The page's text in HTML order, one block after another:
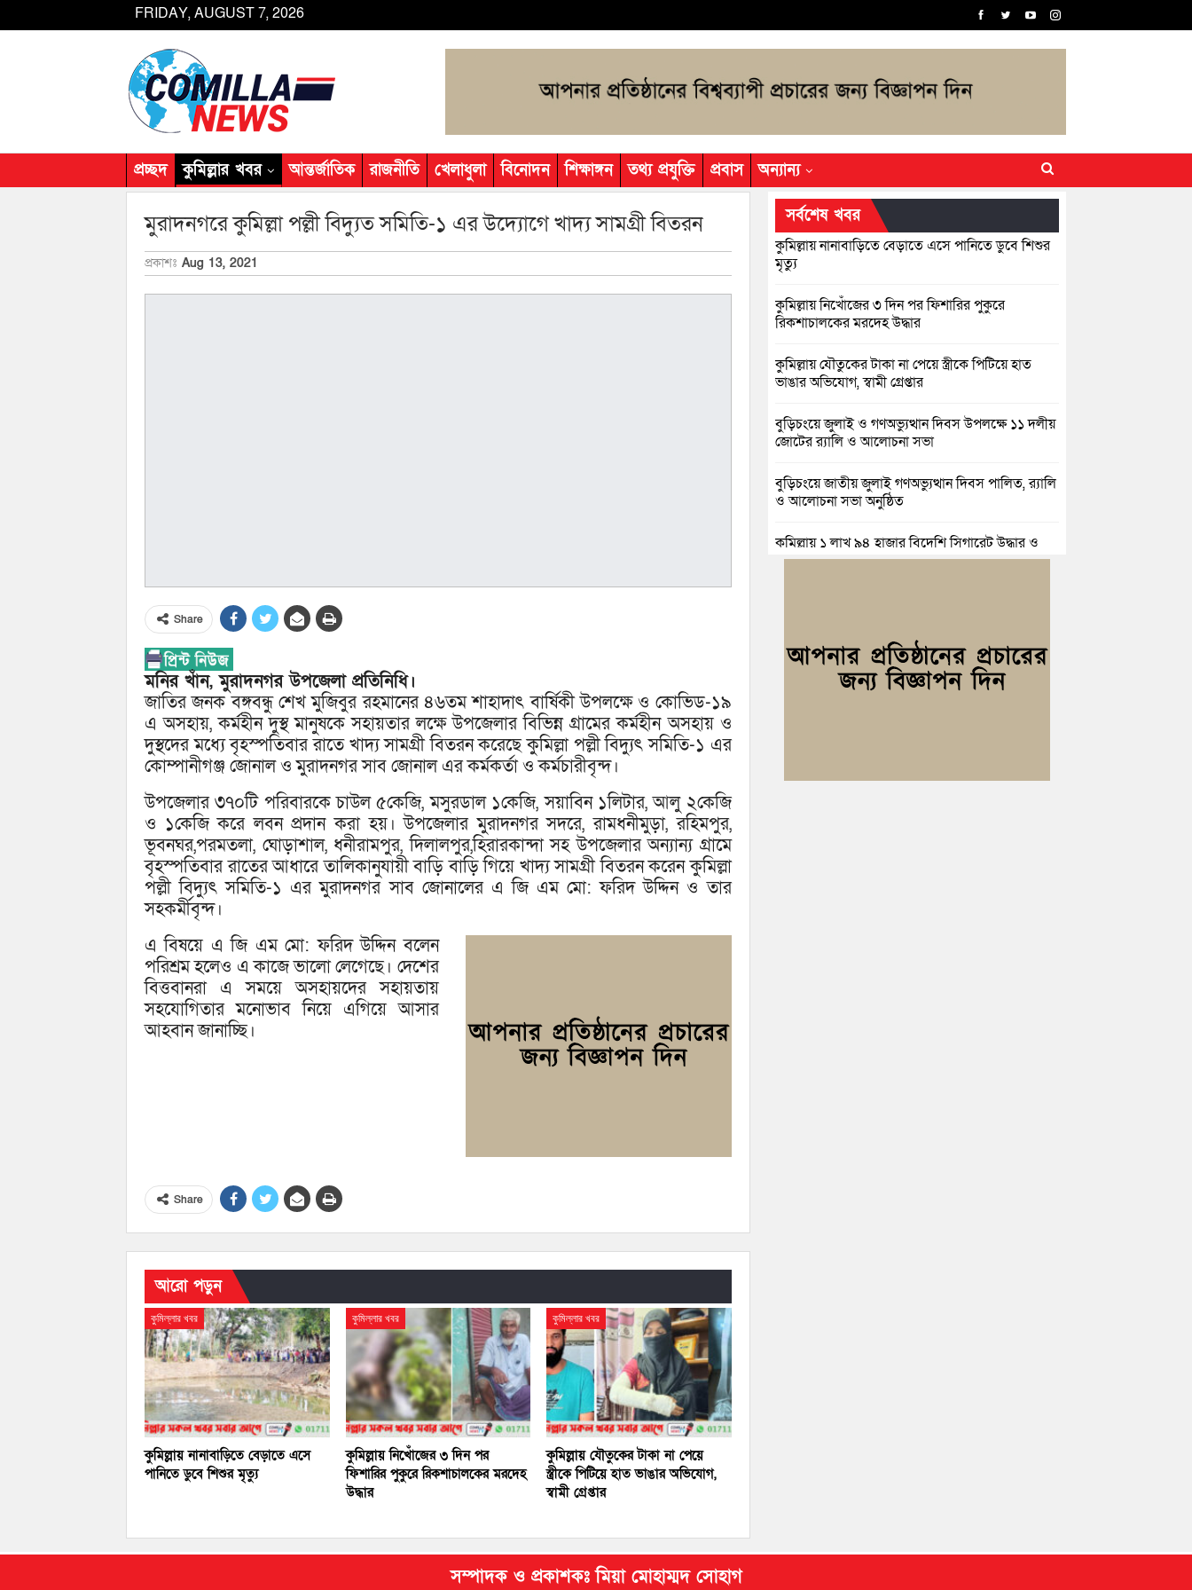
FRIDAY, AUGUST 7, 2026
প্রচ্ছদ কুমিল্লার খবর আন্তর্জাতিক রাজনীতি খেলাধুলা বিনোদন শিক্ষাঙ্গন তথ্য প্রযুক্তি প্রবাস অন্যান্য
মুরাদনগরে কুমিল্লা পল্লী বিদ্যুত সমিতি-১ এর উদ্যোগে খাদ্য সামগ্রী বিতরন
প্রকাশঃ Aug 13, 2021
Share
মনির খাঁন, মুরাদনগর উপজেলা প্রতিনিধি।
জাতির জনক বঙ্গবন্ধু শেখ মুজিবুর রহমানের ৪৬তম শাহাদাৎ বার্ষিকী উপলক্ষে ও কোভিড-১৯
এ অসহায়, কর্মহীন দুস্থ মানুষকে সহায়তার লক্ষে উপজেলার বিভিন্ন গ্রামের কর্মহীন অসহায় ও
দুস্থদের মধ্যে বৃহস্পতিবার রাতে খাদ্য সামগ্রী বিতরন করেছে কুমিল্লা পল্লী বিদ্যুৎ সমিতি-১ এর
কোম্পানীগঞ্জ জোনাল ও মুরাদনগর সাব জোনাল এর কর্মকর্তা ও কর্মচারীবৃন্দ।
উপজেলার ৩৭০টি পরিবারকে চাউল ৫কেজি, মসুরডাল ১কেজি, সয়াবিন ১লিটার, আলু ২কেজি
ও ১কেজি করে লবন প্রদান করা হয়। উপজেলার মুরাদনগর সদরে, রামধনীমুড়া, রহিমপুর,
ভূবনঘর,পরমতলা, ঘোড়াশাল, ধনীরামপুর, দিলালপুর,হিরারকান্দা সহ উপজেলার অন্যান্য গ্রামে
বৃহস্পতিবার রাতের আধারে তালিকানুযায়ী বাড়ি বাড়ি গিয়ে খাদ্য সামগ্রী বিতরন করেন কুমিল্লা
পল্লী বিদ্যুৎ সমিতি-১ এর মুরাদনগর সাব জোনালের এ জি এম মো: ফরিদ উদ্দিন ও তার
সহকর্মীবৃন্দ।
এ বিষয়ে এ জি এম মো: ফরিদ উদ্দিন বলেন
পরিশ্রম হলেও এ কাজে ভালো লেগেছে। দেশের
বিত্তবানরা এ সময়ে অসহায়দের সহায়তায়
সহযোগিতার মনোভাব নিয়ে এগিয়ে আসার
আহবান জানাচ্ছি।
Share
আরো পড়ুন
কুমিল্লার খবর
কুমিল্লায় নানাবাড়িতে বেড়াতে এসে
পানিতে ডুবে শিশুর মৃত্যু
কুমিল্লার খবর
কুমিল্লায় নিখোঁজের ৩ দিন পর
ফিশারির পুকুরে রিকশাচালকের মরদেহ
উদ্ধার
কুমিল্লার খবর
কুমিল্লায় যৌতুকের টাকা না পেয়ে
স্ত্রীকে পিটিয়ে হাত ভাঙার অভিযোগ,
স্বামী গ্রেপ্তার
সর্বশেষ খবর
কুমিল্লায় নানাবাড়িতে বেড়াতে এসে পানিতে ডুবে শিশুর
মৃত্যু
কুমিল্লায় নিখোঁজের ৩ দিন পর ফিশারির পুকুরে
রিকশাচালকের মরদেহ উদ্ধার
কুমিল্লায় যৌতুকের টাকা না পেয়ে স্ত্রীকে পিটিয়ে হাত
ভাঙার অভিযোগ, স্বামী গ্রেপ্তার
বুড়িচংয়ে জুলাই ও গণঅভ্যুত্থান দিবস উপলক্ষে ১১ দলীয়
জোটের র‍্যালি ও আলোচনা সভা
বুড়িচংয়ে জাতীয় জুলাই গণঅভ্যুত্থান দিবস পালিত, র‍্যালি
ও আলোচনা সভা অনুষ্ঠিত
কুমিল্লায় ১ লাখ ৯৪ হাজার বিদেশি সিগারেট উদ্ধার ও
গাঁজাসহ মাদক কারবারি গ্রেপ্তার
বুড়িচংয়ে অতিথি পাখির আবাসস্থল সংরক্ষণে প্রশাসনের
উদ্যোগ; ৯ সদস্যের কমিটি গঠন
নিমসার জুনাব আলী ডিগ্রি কলেজ ছাত্রদলের কমিটি
সম্পাদক ও প্রকাশকঃ মিয়া মোহাম্মদ সোহাগ